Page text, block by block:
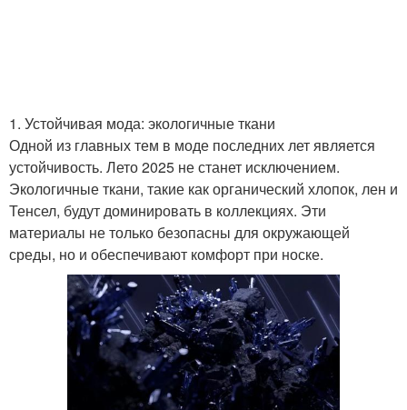
1. Устойчивая мода: экологичные ткани
Одной из главных тем в моде последних лет является
устойчивость. Лето 2025 не станет исключением.
Экологичные ткани, такие как органический хлопок, лен и
Тенсел, будут доминировать в коллекциях. Эти
материалы не только безопасны для окружающей
среды, но и обеспечивают комфорт при носке.